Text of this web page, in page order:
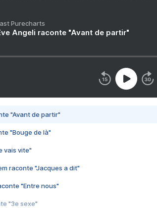
Purecharts
Angeli raconte "Avant de partir"
"Avant de partir"
"Bouge de là"
vais vite"
raconte "Jacques a dit"
"Entre nous"
"3e sexe"